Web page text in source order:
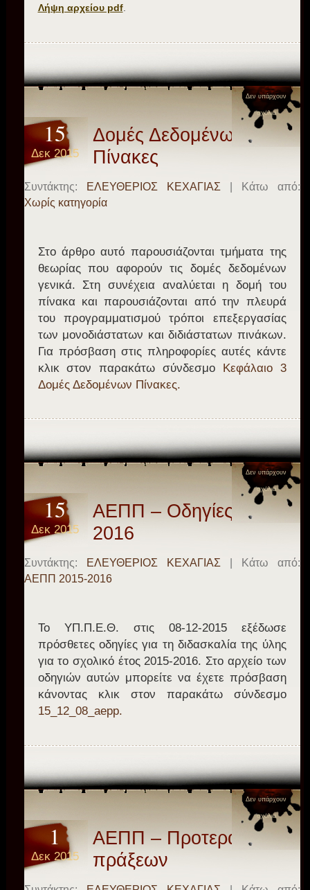
Λήψη αρχείου pdf.
Δεν υπάρχουν
σχόλια
15
Δεκ 2015
Δομές Δεδομένων –
Πίνακες
Συντάκτης: ΕΛΕΥΘΕΡΙΟΣ ΚΕΧΑΓΙΑΣ | Κάτω από:
Χωρίς κατηγορία
Στο άρθρο αυτό παρουσιάζονται τμήματα της
θεωρίας που αφορούν τις δομές δεδομένων
γενικά. Στη συνέχεια αναλύεται η δομή του
πίνακα και παρουσιάζονται από την πλευρά
του προγραμματισμού τρόποι επεξεργασίας
των μονοδιάστατων και διδιάστατων πινάκων.
Για πρόσβαση στις πληροφορίες αυτές κάντε
κλικ στον παρακάτω σύνδεσμο Κεφάλαιο 3
Δομές Δεδομένων Πίνακες.
Δεν υπάρχουν
σχόλια
15
Δεκ 2015
ΑΕΠΠ – Οδηγίες 2015-
2016
Συντάκτης: ΕΛΕΥΘΕΡΙΟΣ ΚΕΧΑΓΙΑΣ | Κάτω από:
ΑΕΠΠ 2015-2016
Το ΥΠ.Π.Ε.Θ. στις 08-12-2015 εξέδωσε
πρόσθετες οδηγίες για τη διδασκαλία της ύλης
για το σχολικό έτος 2015-2016. Στο αρχείο των
οδηγιών αυτών μπορείτε να έχετε πρόσβαση
κάνοντας κλικ στον παρακάτω σύνδεσμο
15_12_08_aepp.
Δεν υπάρχουν
σχόλια
1
Δεκ 2015
ΑΕΠΠ – Προτεραιότητα
πράξεων